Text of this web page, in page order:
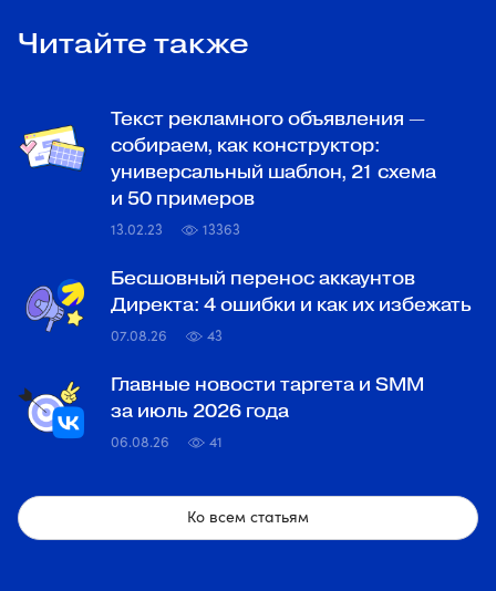
Читайте также
Текст рекламного объявления —
собираем, как конструктор:
универсальный шаблон, 21 схема
и 50 примеров
13.02.23 13363
Бесшовный перенос аккаунтов
Директа: 4 ошибки и как их избежать
07.08.26 43
Главные новости таргета и SMM
за июль 2026 года
06.08.26 41
Ко всем статьям